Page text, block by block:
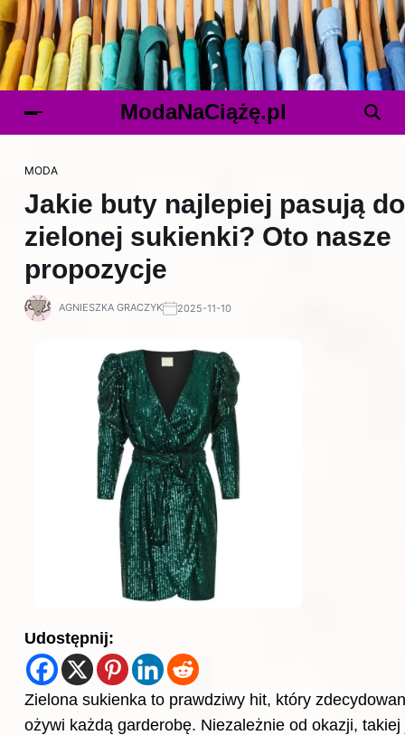
ModaNaCiążę.pl
MODA
Jakie buty najlepiej pasują do
zielonej sukienki? Oto nasze
propozycje
AGNIESZKA GRACZYK 2025-11-10
Udostępnij:
Zielona sukienka to prawdziwy hit, który
ożywi każdą garderobę. Niezależnie od okazji, takiej